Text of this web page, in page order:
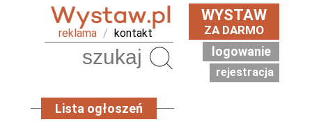
reklama / kontakt
WYSTAW
ZA DARMO
logowanie
rejestracja
Lista ogłoszeń